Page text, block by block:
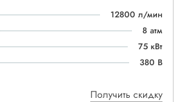
12800 л/мин
8 атм
75 кВт
380 В
Получить скидку